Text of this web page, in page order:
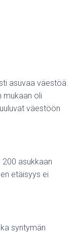
asuvaa väestöä.
mukaan oli
väestöön
asukkaan
etäisyys ei
syntymän